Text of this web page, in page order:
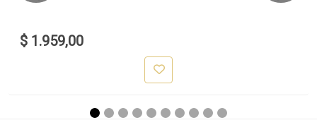
$ 1.959,00